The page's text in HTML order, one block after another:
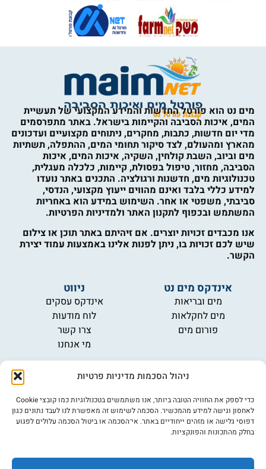
ניהול הסכמות מדיניות פרטיות
כדי לספק את החוויה הטובה ביותר, אנו משתמשים בטכנולוגיות כמו קובצי Cookie
לאחסון וגישה למידע מהמכשיר. הסכמה לשימוש זה מאפשרת לנו לעבד נתונים כגון
דפוסי גלישה או מזהים ייחודיים באתר. אי־הסכמה או ביטול הסכמה עלולים לפגוע
בחלק מהתכונות והפונקציות.
מים נט הוא פורטל החדשות והמידע המקצועי של תעשיית
המים, איכות הסביבה והקיימות בישראל. באתר מתפרסמים
מדי יום חדשות, כתבות, מחקרים, ניתוחים מקצועיים ועדכונים
מהארץ ומהעולם, לצד סיקור תחומי המים, ההתפלה, תשתיות
מים וביוב, השבת קולחין, השקיה, איכות המים, איכות
הסביבה, מחזור, טיפול בפסולת, קיימות, כלכלה מעגלית,
טכנולוגיות מים, חדשנות ורגולציה. התכנים באתר נועדו
למידע כללי בלבד ואינם מהווים ייעוץ מקצועי, הנדסי,
סביבתי, משפטי או אחר. השימוש במידע הוא באחריות
המשתמש ובכפוף לתקנון האתר ולמדיניות הפרטיות.
אנו מכבדים זכויות יוצרים. אם זיהיתם באתר תוכן או צילום
שיש לכם זכויות בו, ניתן לפנות אלינו באמצעות עמוד יצירת
הקשר.
אינדקס מים נט
מים ובריאות
מים לחקלאות
פורום מים
ניווט
אינדקס עסקים
לוח מודעות
צרו קשר
מי אנחנו
מידע
תקנון
הרשמה לניוזלטר
פרסמו אצלנו
הצהרת נגישות